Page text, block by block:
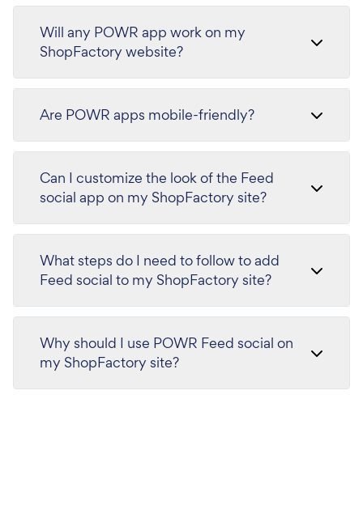
Will any POWR app work on my
ShopFactory website?
Are POWR apps mobile-friendly?
Can I customize the look of the Feed
social app on my ShopFactory site?
What steps do I need to follow to add
Feed social to my ShopFactory site?
Why should I use POWR Feed social on
my ShopFactory site?